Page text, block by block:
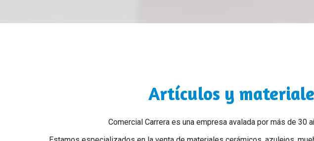
Artículos y
Comercial Carrera es una empresa avalada por más de